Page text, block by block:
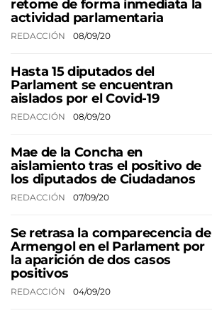
retome de forma inmediata la
actividad parlamentaria
REDACCIÓN 08/09/20
Hasta 15 diputados del
Parlament se encuentran
aislados por el Covid-19
REDACCIÓN 08/09/20
Mae de la Concha en
aislamiento tras el positivo de
los diputados de Ciudadanos
REDACCIÓN 07/09/20
Se retrasa la comparecencia de
Armengol en el Parlament por
la aparición de dos casos
positivos
REDACCIÓN 04/09/20